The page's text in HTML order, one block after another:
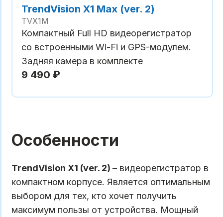
TrendVision X1 Max (ver. 2)
TVX1M
Компактный Full HD видеорегистратор
со встроенными Wi-Fi и GPS-модулем.
Задняя камера в комплекте
9 490 ₽
Особенности
TrendVision X1 (ver. 2) – видеорегистратор в
компактном корпусе. Является оптимальным
выбором для тех, кто хочет получить
максимум пользы от устройства. Мощный